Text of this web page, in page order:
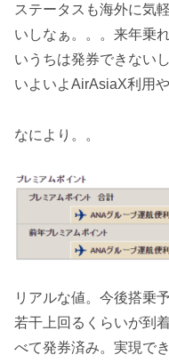
ステータスも海外に気
いしなぁ。。。来年乗
いうちは発券できない
いよいよAirAsiaX利用
なにより。。
リアルな値。今後搭乗
若干上回るくらいが到
べて発券済み。実現で